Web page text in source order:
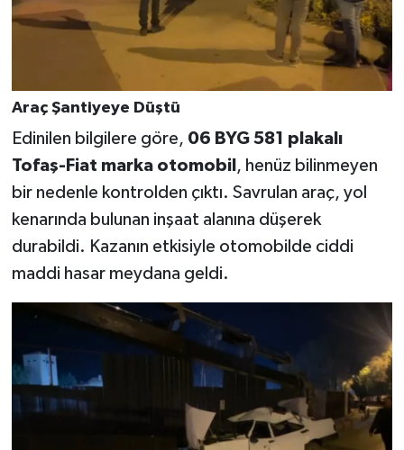
Araç Şantiyeye Düştü
Edinilen bilgilere göre, 06 BYG 581 plakalı
Tofaş-Fiat marka otomobil , henüz bilinmeyen
bir nedenle kontrolden çıktı. Savrulan araç, yol
kenarında bulunan inşaat alanına düşerek
durabildi. Kazanın etkisiyle otomobilde ciddi
maddi hasar meydana geldi.